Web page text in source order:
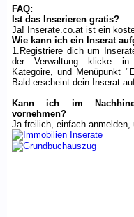
FAQ:
Ist das Inserieren gratis?
Ja! Inserate.co.at ist ein
Wie kann ich ein Inserat
1.Registriere dich um
der Verwaltung klicke in
Kategoire, und Menüpunkt
Bald erscheint dein Inserat
Kann ich im
vornehmen?
Ja freilich, einfach anmelden,